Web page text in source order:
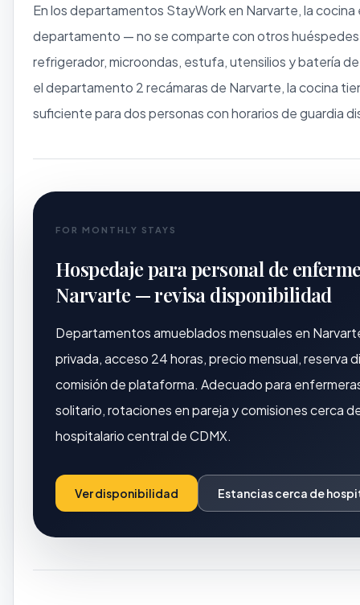
En los departamentos StayWork en Narvarte, la cocina
departamento — no se comparte con otros
refrigerador, microondas, estufa, utensilios y batería
el departamento 2 recámaras de Narvarte, la cocina
suficiente para dos personas con horarios de guardia
FOR MONTHLY STAYS
Hospedaje para personal de
Narvarte — revisa disponibilidad
Departamentos amueblados mensuales en
privada, acceso 24 horas, precio mensual, reserva
comisión de plataforma. Adecuado para
solitario, rotaciones en pareja y comisiones cerca
hospitalario central de CDMX.
Ver disponibilidad Estancias cerca de